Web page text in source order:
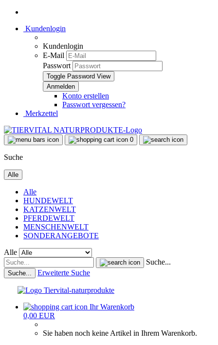
Kundenlogin
Kundenlogin
E-Mail
Passwort
Toggle Password View
Konto erstellen
Passwort vergessen?
Merkzettel
0
Suche
Alle
Alle
HUNDEWELT
KATZENWELT
PFERDEWELT
MENSCHENWELT
SONDERANGEBOTE
Alle
Suche...
Suche... Erweiterte Suche
Ihr Warenkorb
0,00 EUR
Sie haben noch keine Artikel in Ihrem Warenkorb.